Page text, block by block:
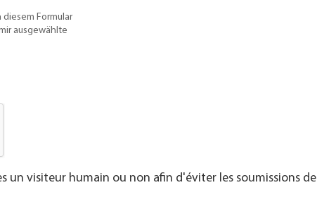
Formular
ausgewählte
un visiteur humain ou non afin d'éviter les soumissions de